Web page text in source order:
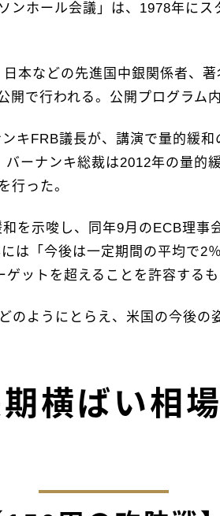
ンホール会議」は、1978年に
本などの先進国中銀関係者、
で行われる。公開プログラム
キFRB議長が、講演で量的緩
ーナンキ総裁は2012年の量的
行った。
を示唆し、同年9月のECB理事
は「今後は一定期間の平均で2
ットを超えることを許容する
ようにとらえ、米国の今後の
横ばい相